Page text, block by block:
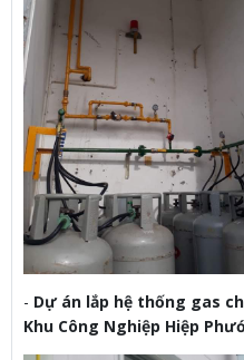
- Dự án lắp hệ thống gas
Khu Công Nghiệp Hiệp